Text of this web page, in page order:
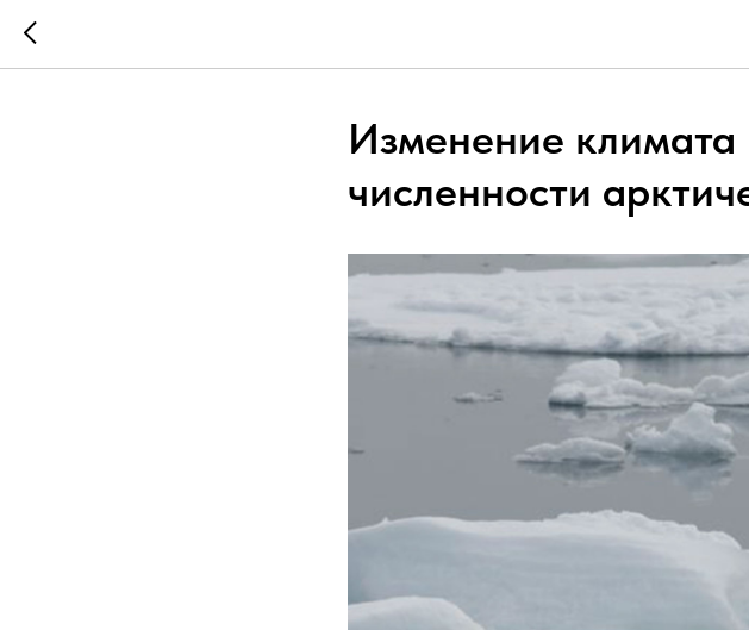
Изменение
численности